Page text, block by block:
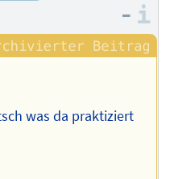
–
was da praktiziert